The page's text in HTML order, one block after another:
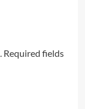
Required fields